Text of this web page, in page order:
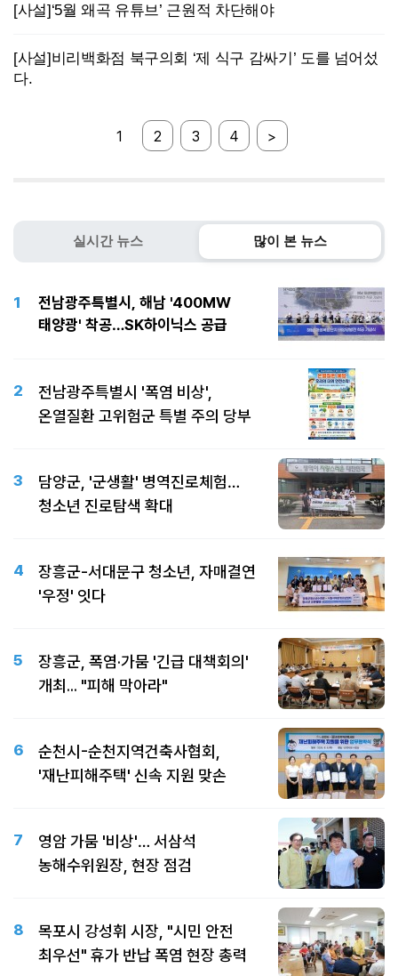
[사설]‘5월 왜곡 유튜브’ 근원적 차단해야
[사설]비리백화점 북구의회 ‘제 식구 감싸기’ 도를 넘어섰
다.
1 2 3 4 >
실시간 뉴스 많이 본 뉴스
1
전남광주특별시, 해남 '400MW
태양광' 착공…SK하이닉스 공급
2
전남광주특별시 '폭염 비상',
온열질환 고위험군 특별 주의 당부
3
담양군, '군생활' 병역진로체험…
청소년 진로탐색 확대
4
장흥군-서대문구 청소년, 자매결연
'우정' 잇다
5
장흥군, 폭염·가뭄 '긴급 대책회의'
개최... "피해 막아라"
6
순천시-순천지역건축사협회,
'재난피해주택' 신속 지원 맞손
7
영암 가뭄 '비상'… 서삼석
농해수위원장, 현장 점검
8
목포시 강성휘 시장, "시민 안전
최우선" 휴가 반납 폭염 현장 총력